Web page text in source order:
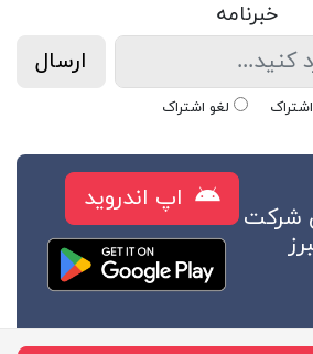
خبرنامه
ارسال
اشتراک لغو اشتراک
شرکت
اپ اندروید